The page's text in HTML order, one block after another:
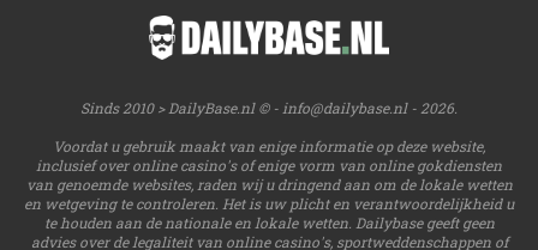
Sinds 2010 > DailyBase.nl © - info@dailybase.nl- 2026.
Voordat u gebruik maakt van enige informatie op deze website,
inclusief over online casino's of enige vorm van online gokdiensten
van genoemde websites, raden wij u dringend aan om de lokale wetten
en wetgeving te controleren. Het is uw plicht en verantwoordelijkheid u
te houden aan de nationale en lokale wetten. Dailybase geeft geen
advies over de legaliteit van online casino's, sportweddenschappen of